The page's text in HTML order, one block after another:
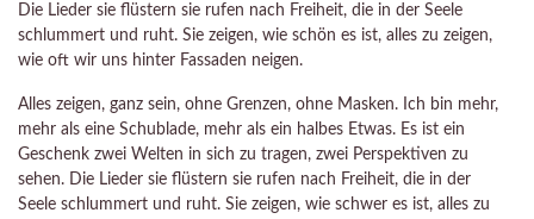
Die Lieder sie flüstern sie rufen nach Freiheit, die in der Seele
schlummert und ruht. Sie zeigen, wie schön es ist, alles zu zeigen,
wie oft wir uns hinter Fassaden neigen.
Alles zeigen, ganz sein, ohne Grenzen, ohne Masken. Ich bin mehr,
mehr als eine Schublade, mehr als ein halbes Etwas. Es ist ein
Geschenk zwei Welten in sich zu tragen, zwei Perspektiven zu
sehen. Die Lieder sie flüstern sie rufen nach Freiheit, die in der
Seele schlummert und ruht. Sie zeigen, wie schwer es ist, alles zu